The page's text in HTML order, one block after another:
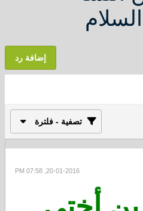
إضافة رد
تصفية - فلترة
20-01-2016, 07:58 PM